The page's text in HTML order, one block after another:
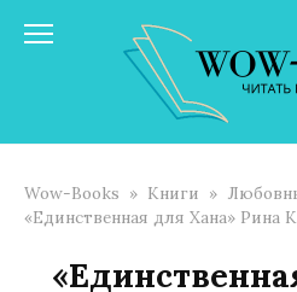
Wow-Books » Книги »
«Единственная для Хана» Рина